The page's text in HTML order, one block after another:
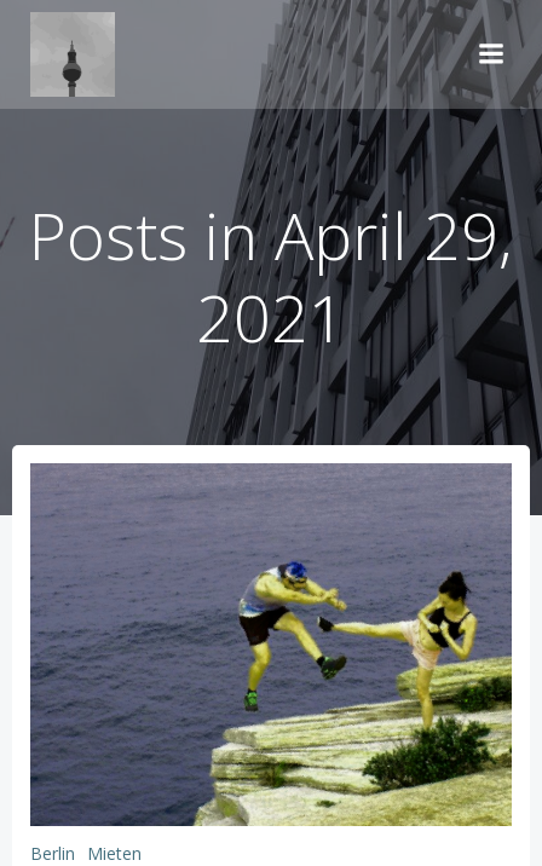
Zum
Inhalt
springen
Posts in April 29,
2021
Berlin Mieten